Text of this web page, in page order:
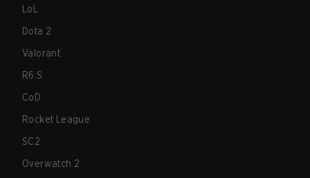
LoL
Dota 2
Valorant
R6:S
CoD
Rocket League
SC2
Overwatch 2